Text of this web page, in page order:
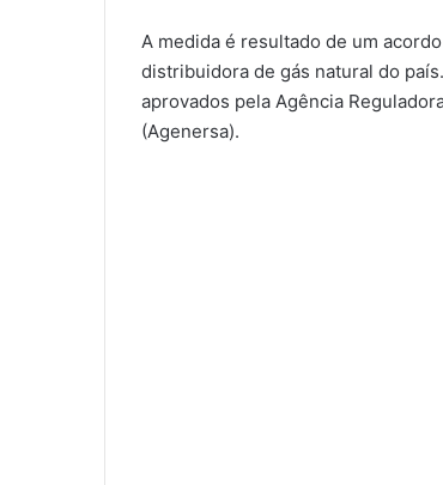
A medida é resultado de um
distribuidora de gás natural do
aprovados pela Agência
(Agenersa).